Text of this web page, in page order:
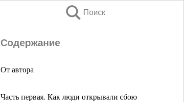
Поиск
Содержание
От автора
Часть первая. Как люди открывали сбою